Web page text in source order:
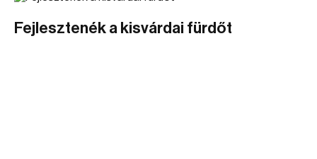
Fejlesztenék a kisvárdai fürdőt